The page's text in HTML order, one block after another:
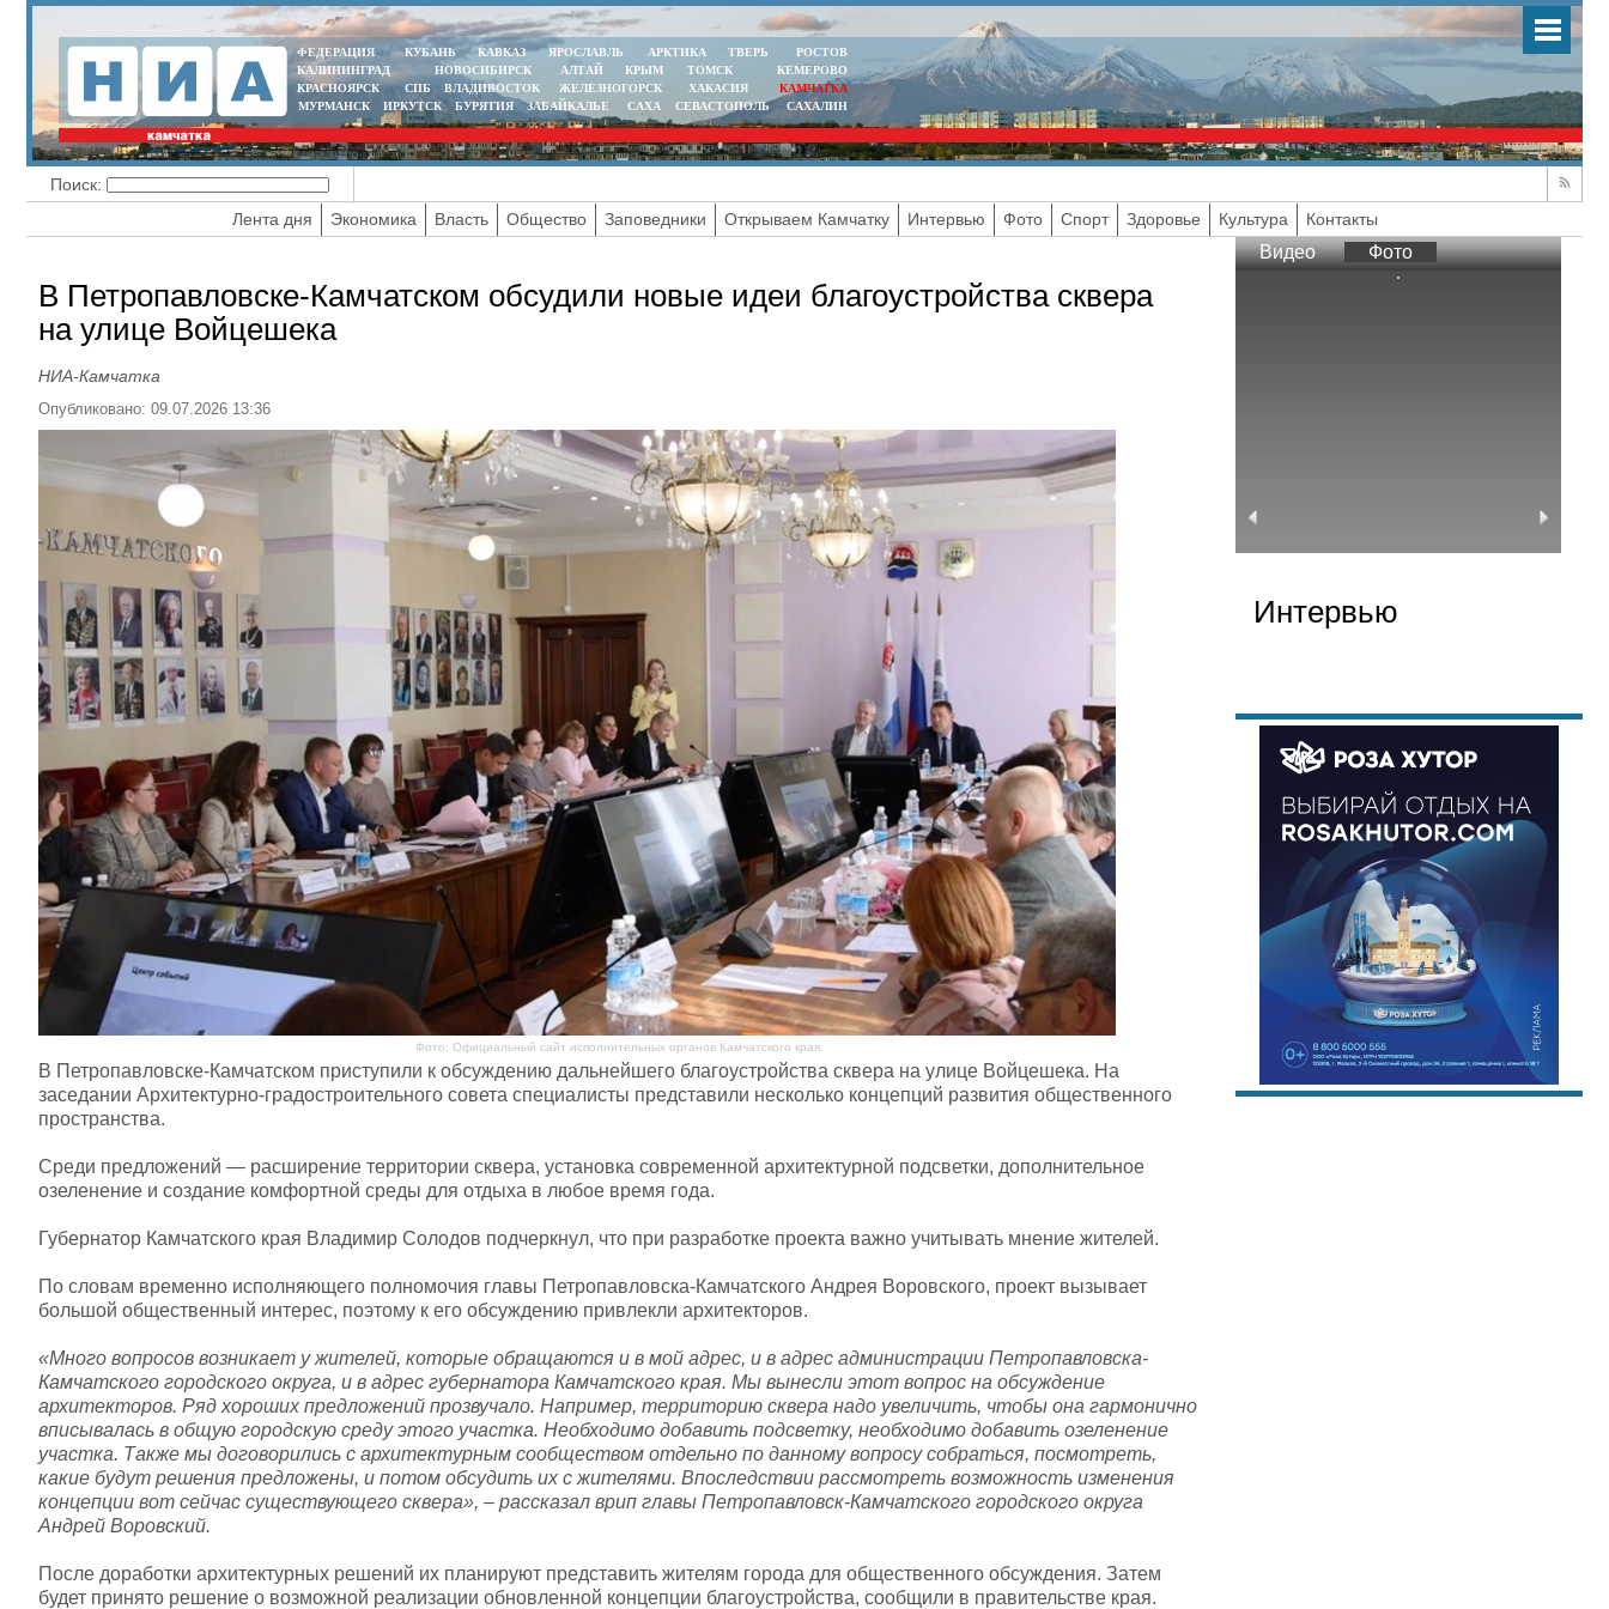
ФЕДЕРАЦИЯ КУБАНЬ КАВКАЗ ЯРОСЛАВЛЬ АРКТИКА ТВЕРЬ
РОСТОВ
КАЛИНИНГРАД
НОВОСИБИРСК АЛТАЙ КРЫМ ТОМСК
КЕМЕРОВО
КРАСНОЯРСК
СПБ ВЛАДИВОСТОК ЖЕЛЕЗНОГОРСК ХАКАСИЯ
КАМЧАТКА
МУРМАНСК
ИРКУТСК БУРЯТИЯ ЗАБАЙКАЛЬЕ САХА СЕВАСТОПОЛЬ САХАЛИН
Поиск:
Лента дня
Экономика Власть Общество Заповедники Открываем Камчатку Интервью Фото Спорт Здоровье Культура Контакты
В Петропавловске-Камчатском обсудили новые идеи благоустройства сквера
на улице Войцешека
НИА-Камчатка
Опубликовано: 09.07.2026 13:36
Фото: Официальный сайт исполнительных органов Камчатского края.
В Петропавловске-Камчатском приступили к обсуждению дальнейшего благоустройства сквера на улице Войцешека. На
заседании Архитектурно-градостроительного совета специалисты представили несколько концепций развития общественного
пространства.
Среди предложений — расширение территории сквера, установка современной архитектурной подсветки, дополнительное
озеленение и создание комфортной среды для отдыха в любое время года.
Губернатор Камчатского края Владимир Солодов подчеркнул, что при разработке проекта важно учитывать мнение жителей.
По словам временно исполняющего полномочия главы Петропавловска-Камчатского Андрея Воровского, проект вызывает
большой общественный интерес, поэтому к его обсуждению привлекли архитекторов.
«Много вопросов возникает у жителей, которые обращаются и в мой адрес, и в адрес администрации Петропавловска-
Камчатского городского округа, и в адрес губернатора Камчатского края. Мы вынесли этот вопрос на обсуждение
архитекторов. Ряд хороших предложений прозвучало. Например, территорию сквера надо увеличить, чтобы она гармонично
вписывалась в общую городскую среду этого участка. Необходимо добавить подсветку, необходимо добавить озеленение
участка. Также мы договорились с архитектурным сообществом отдельно по данному вопросу собраться, посмотреть,
какие будут решения предложены, и потом обсудить их с жителями. Впоследствии рассмотреть возможность изменения
концепции вот сейчас существующего сквера», – рассказал врип главы Петропавловск-Камчатского городского округа
Андрей Воровский.
После доработки архитектурных решений их планируют представить жителям города для общественного обсуждения. Затем
будет принято решение о возможной реализации обновленной концепции благоустройства, сообщили в правительстве края.
Видео Фото
Интервью